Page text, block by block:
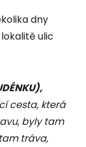
dny
ulic
cesta, která
byly tam
tráva,